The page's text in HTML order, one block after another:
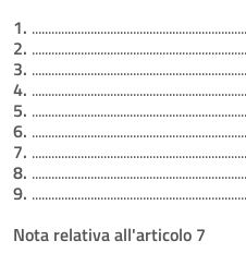
1.
2.
3.
4.
5.
6.
7.
8.
9.
Nota relativa all'articolo 7